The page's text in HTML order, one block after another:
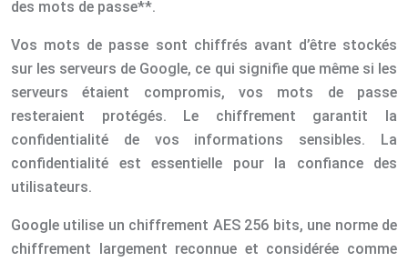
des mots de passe**.
Vos mots de passe sont chiffrés avant d’être stockés
sur les serveurs de Google, ce qui signifie que même si les
serveurs étaient compromis, vos mots de passe
resteraient protégés. Le chiffrement garantit la
confidentialité de vos informations sensibles. La
confidentialité est essentielle pour la confiance des
utilisateurs.
Google utilise un chiffrement AES 256 bits, une norme de
chiffrement largement reconnue et considérée comme